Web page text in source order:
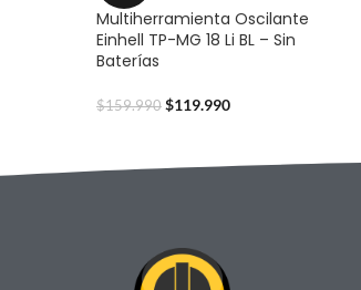
Multiherramienta Oscilante
Einhell TP-MG 18 Li BL – Sin
Baterías
$159.990 $119.990